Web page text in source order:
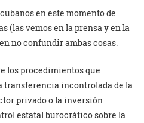
en este momento de
(las vemos en la prensa y en la
no confundir ambas cosas.
los procedimientos que
transferencia incontrolada de la
privado o la inversión
estatal burocrático sobre la